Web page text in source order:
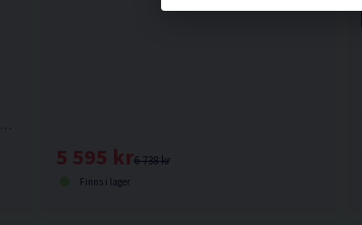
18V. En lätt och kompakt slagskruvdragare med längd och vikt som en 12V maskin. Levereras utan batteri och laddare.
6 738 kr
5 595 kr
Finns i lager